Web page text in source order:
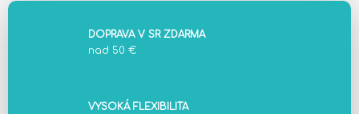
DOPRAVA V SR ZDARMA
nad 50 €
VYSOKÁ FLEXIBILITA